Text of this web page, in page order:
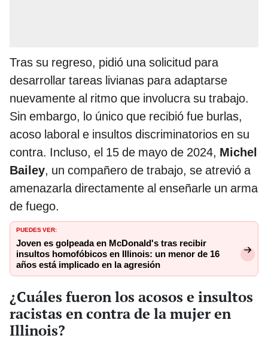
Tras su regreso, pidió una solicitud para
desarrollar tareas livianas para adaptarse
nuevamente al ritmo que involucra su trabajo.
Sin embargo, lo único que recibió fue burlas,
acoso laboral e insultos discriminatorios en su
contra. Incluso, el 15 de mayo de 2024, Michel
Bailey, un compañero de trabajo, se atrevió a
amenazarla directamente al enseñarle un arma
de fuego.
PUEDES VER:
Joven es golpeada en McDonald's tras recibir
insultos homofóbicos en Illinois: un menor de 16
años está implicado en la agresión
¿Cuáles fueron los acosos e insultos
racistas en contra de la mujer en
Illinois?